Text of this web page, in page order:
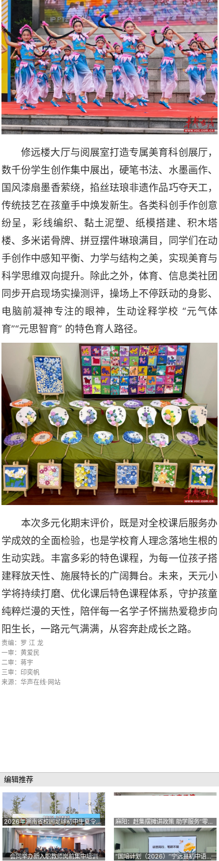
修远楼大厅与阅展室打造专属美育科创展厅，
数千份学生创作集中展出，硬笔书法、水墨画作、
国风漆扇墨香萦绕，掐丝珐琅非遗作品巧夺天工，
传统技艺在孩童手中焕发新生。各类科创手作创意
纷呈，彩线编织、黏土泥塑、纸模搭建、积木塔
楼、多米诺骨牌、拼豆摆件琳琅满目，同学们在动
手创作中感知平衡、力学与结构之美，实现美育与
科学思维双向提升。除此之外，体育、信息类社团
同步开启现场实操测评，操场上不停跃动的身影、
电脑前凝神专注的眼神，生动诠释学校 “元气体
育”“元思智育” 的特色育人路径。
本次多元化期末评价，既是对全校课后服务办
学成效的全面检验，也是学校育人理念落地生根的
生动实践。丰富多彩的特色课程，为每一位孩子搭
建释放天性、施展特长的广阔舞台。未来，天元小
学将持续打磨、优化课后特色课程体系，守护孩童
纯粹烂漫的天性，陪伴每一名学子怀揣热爱稳步向
阳生长，一路元气满满，从容奔赴成长之路。
责编：罗 江 龙
一审：黄爱民
二审：蒋宇
三审：印奕帆
来源：华声在线·网站
编辑推荐
2026年湖南省校园足球初中生夏令营在临武开营 麻阳：赶集摆摊讲政策 助学服务“零距离”
会同举办新入职教师岗前集中培训 “国培计划（2026）”宁远县初中语文骨干教师开展全天专题研修